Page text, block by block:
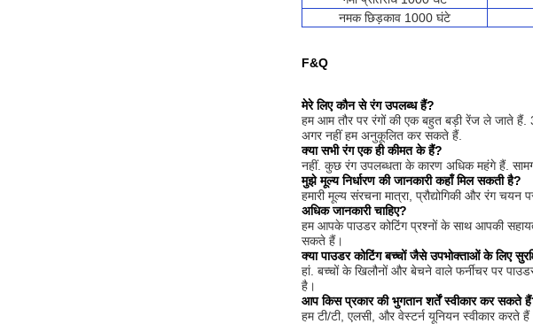
नमक छिड़काव 1000 घंटे
F&Q
मेरे लिए कौन से रंग उपलब्ध हैं?
हम आम तौर पर रंगों की एक बहुत बड़ी रेंज ले जाते
अगर नहीं हम अनुकूलित कर सकते हैं.
क्या सभी रंग एक ही कीमत के हैं?
नहीं. कुछ रंग उपलब्धता के कारण अधिक महंगे हैं.
मुझे मूल्य निर्धारण की जानकारी कहाँ मिल सकती है?
हमारी मूल्य संरचना मात्रा, प्रौद्योगिकी और रंग चयन
अधिक जानकारी चाहिए?
हम आपके पाउडर कोटिंग प्रश्नों के साथ आपकी
सकते हैं।
क्या पाउडर कोटिंग बच्चों जैसे उपभोक्ताओं के लिए
हां. बच्चों के खिलौनों और बेचने वाले फर्नीचर पर
है।
आप किस प्रकार की भुगतान शर्तें स्वीकार कर सकते
हम टी/टी, एलसी, और वेस्टर्न यूनियन स्वीकार करते हैं